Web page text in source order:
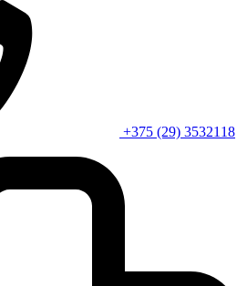
+375 (29) 3532118